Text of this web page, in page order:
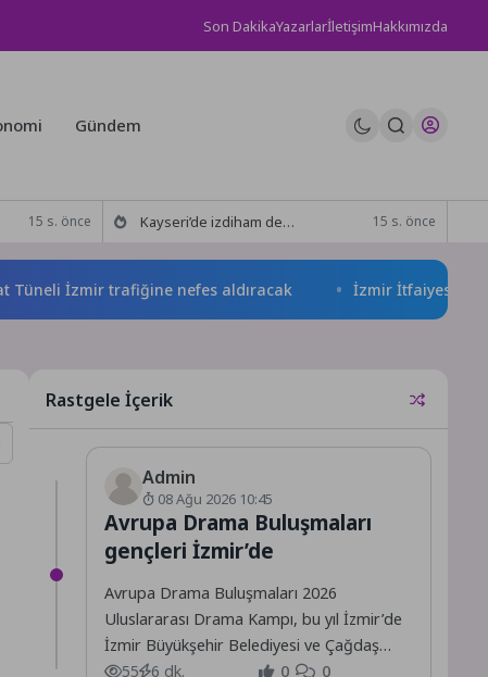
Son DakikaYazarlarİletişimHakkımızda
Gündem
15 s. önce Kayseri’de izdiham değil, rekor vardı! 15 s. önce
İzmir trafiğine nefes aldıracak İzmir İtfaiyesi’ne 13,5
Rastgele İçerik
Admin
08 Ağu 2026 10:45
Avrupa Drama Buluşmaları
gençleri İzmir’de
Avrupa Drama Buluşmaları 2026
Uluslararası Drama Kampı, bu yıl İzmir’de
İzmir Büyükşehir Belediyesi ve Çağdaş
Drama Derneği iş birliğinde düzenleniyor.
55 6 dk. 0 0